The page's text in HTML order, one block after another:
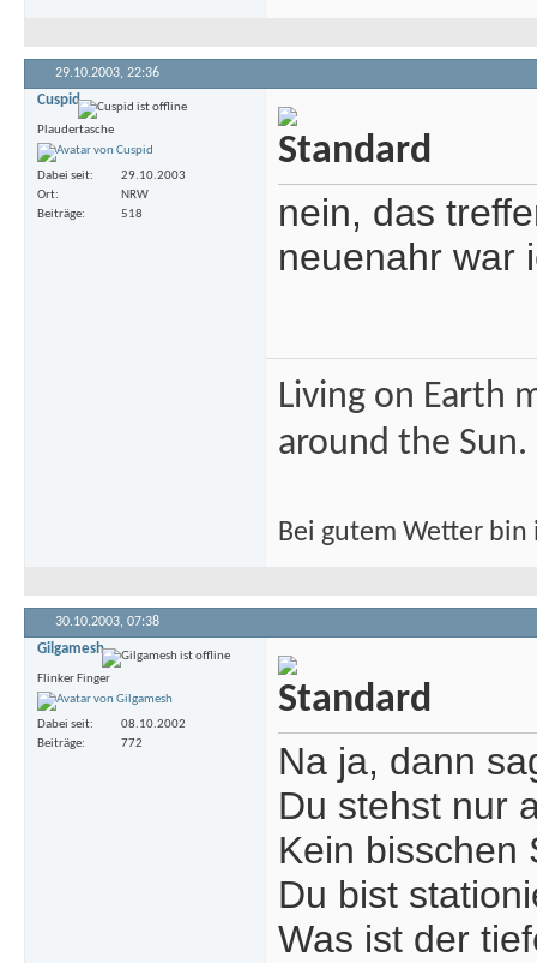
29.10.2003, 22:36
Cuspid
Plaudertasche
Dabei seit
29.10.2003
Ort
NRW
Beiträge
518
nein, das
neuenahr war
Living on Earth
around the Sun.
Bei gutem Wetter
30.10.2003, 07:38
Gilgamesh
Flinker Finger
Dabei seit
08.10.2002
Beiträge
772
Na ja, dann
Du stehst nur
Kein bisschen
Du bist
Was ist der